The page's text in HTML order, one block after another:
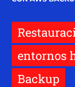
entornos
Backup